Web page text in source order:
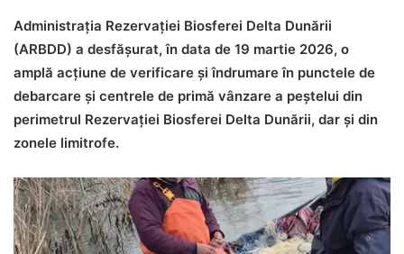
Administrația Rezervației Biosferei Delta Dunării
(ARBDD) a desfășurat, în data de 19 martie 2026, o
amplă acțiune de verificare și îndrumare în punctele de
debarcare și centrele de primă vânzare a peștelui din
perimetrul Rezervației Biosferei Delta Dunării, dar și din
zonele limitrofe.